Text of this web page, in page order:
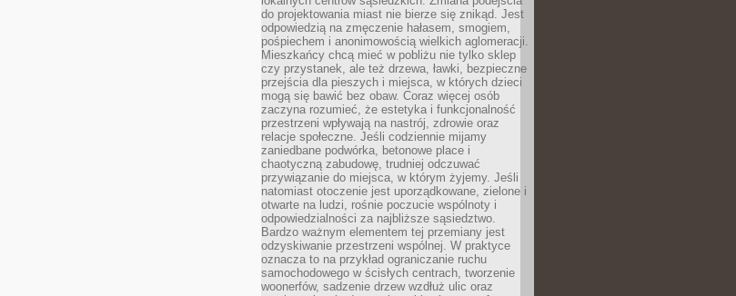
do projektowania miast nie bierze się znikąd. Jest
odpowiedzią na zmęczenie hałasem, smogiem,
pośpiechem i anonimowością wielkich aglomeracji.
Mieszkańcy chcą mieć w pobliżu nie tylko sklep
czy przystanek, ale też drzewa, ławki, bezpieczne
przejścia dla pieszych i miejsca, w których dzieci
mogą się bawić bez obaw. Coraz więcej osób
zaczyna rozumieć, że estetyka i funkcjonalność
przestrzeni wpływają na nastrój, zdrowie oraz
relacje społeczne. Jeśli codziennie mijamy
zaniedbane podwórka, betonowe place i
chaotyczną zabudowę, trudniej odczuwać
przywiązanie do miejsca, w którym żyjemy. Jeśli
natomiast otoczenie jest uporządkowane, zielone i
otwarte na ludzi, rośnie poczucie wspólnoty i
odpowiedzialności za najbliższe sąsiedztwo.
Bardzo ważnym elementem tej przemiany jest
odzyskiwanie przestrzeni wspólnej. W praktyce
oznacza to na przykład ograniczanie ruchu
samochodowego w ścisłych centrach, tworzenie
woonerfów, sadzenie drzew wzdłuż ulic oraz